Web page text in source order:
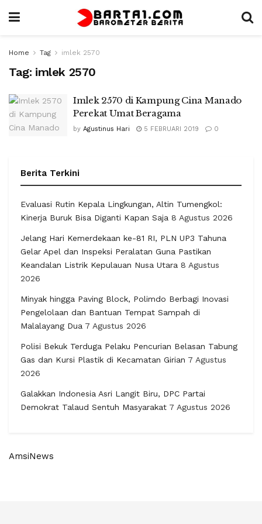
Home Tag imlek 2570
Tag: imlek 2570
Imlek 2570 di Kampung Cina Manado
Perekat Umat Beragama
by Agustinus Hari 5 FEBRUARI 2019 0
Berita Terkini
Evaluasi Rutin Kepala Lingkungan, Altin Tumengkol:
Kinerja Buruk Bisa Diganti Kapan Saja 8 Agustus 2026
Jelang Hari Kemerdekaan ke-81 RI, PLN UP3 Tahuna
Gelar Apel dan Inspeksi Peralatan Guna Pastikan
Keandalan Listrik Kepulauan Nusa Utara 8 Agustus
2026
Minyak hingga Paving Block, Polimdo Berbagi Inovasi
Pengelolaan dan Bantuan Tempat Sampah di
Malalayang Dua 7 Agustus 2026
Polisi Bekuk Terduga Pelaku Pencurian Belasan Tabung
Gas dan Kursi Plastik di Kecamatan Girian 7 Agustus
2026
Galakkan Indonesia Asri Langit Biru, DPC Partai
Demokrat Talaud Sentuh Masyarakat 7 Agustus 2026
AmsiNews